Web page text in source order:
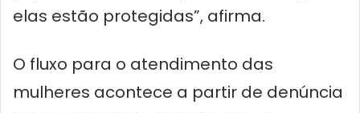
elas estão protegidas”, afirma.
O fluxo para o atendimento das
mulheres acontece a partir de denúncia